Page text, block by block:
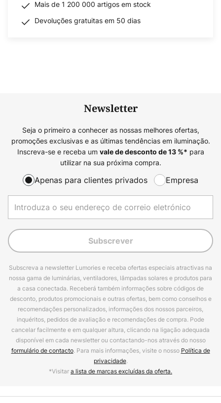
Mais de 1 200 000 artigos em stock
Devoluções gratuitas em 50 dias
Newsletter
Seja o primeiro a conhecer as nossas melhores ofertas,
promoções exclusivas e as últimas tendências em iluminação.
Inscreva-se e receba um vale de desconto de13%* para
utilizar na sua próxima compra.
Apenas para clientes privados Empresa
Subscrever
Subscreva a newsletter Lumories e receba ofertas especiais atractivas na
nossa gama de luminárias, ventiladores, lâmpadas solares e produtos para
a casa conectada. Receberá também informações sobre códigos de
desconto, produtos promocionais e outras ofertas, bem como conselhos e
recomendações personalizados, informações dos nossos parceiros,
inquéritos, pedidos de avaliação e recomendações de compra. Pode
cancelar facilmente e em qualquer altura, clicando na ligação adequada
disponível em cada newsletter ou contactando-nos através do nosso
formulário de contacto. Para mais informações, visite o nosso Política de
privacidade.
*Visitara lista de marcas excluídas da oferta.